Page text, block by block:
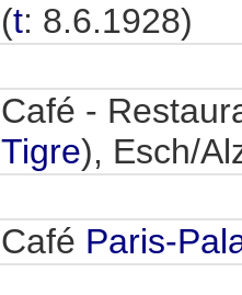
(t: 8.6.1928)
Café -
Tigre), Esch/
Café Paris-